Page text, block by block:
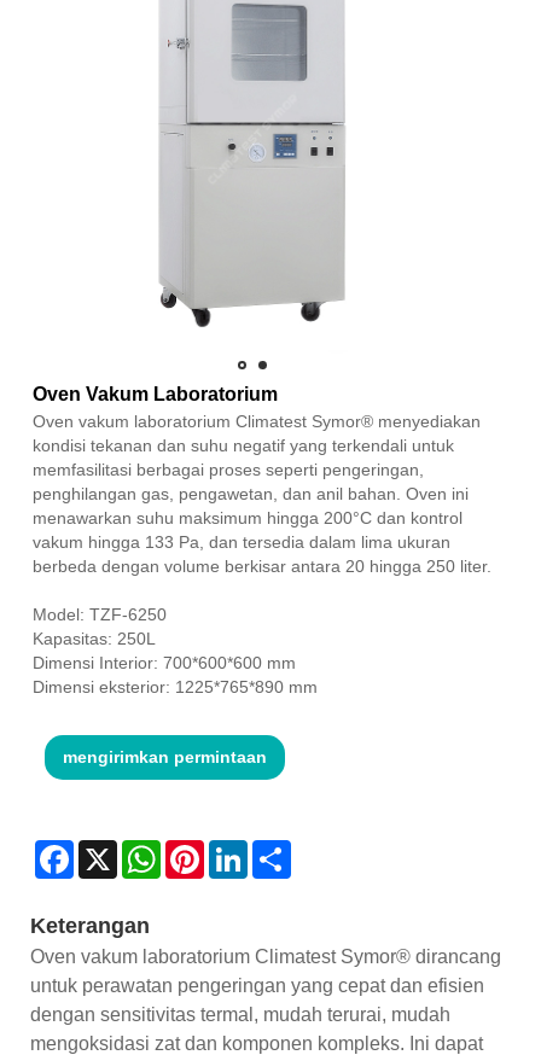
Oven Vakum Laboratorium
Oven vakum laboratorium Climatest Symor® menyediakan
kondisi tekanan dan suhu negatif yang terkendali untuk
memfasilitasi berbagai proses seperti pengeringan,
penghilangan gas, pengawetan, dan anil bahan. Oven ini
menawarkan suhu maksimum hingga 200°C dan kontrol
vakum hingga 133 Pa, dan tersedia dalam lima ukuran
berbeda dengan volume berkisar antara 20 hingga 250 liter.
Model: TZF-6250
Kapasitas: 250L
Dimensi Interior: 700*600*600 mm
Dimensi eksterior: 1225*765*890 mm
mengirimkan permintaan
Facebook
X WhatsAppPinterestLinkedIn
Keterangan
Oven vakum laboratorium Climatest Symor® dirancang
untuk perawatan pengeringan yang cepat dan efisien
dengan sensitivitas termal, mudah terurai, mudah
mengoksidasi zat dan komponen kompleks. Ini dapat